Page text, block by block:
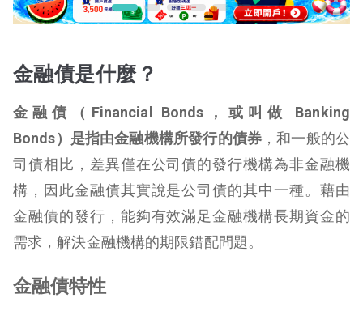
金融債是什麼？
金融債（Financial Bonds，或叫做 Banking
Bonds）是指由金融機構所發行的債券 ，和一般的公
司債相比，差異僅在公司債的發行機構為非金融機
構，因此金融債其實說是公司債的其中一種。藉由
金融債的發行，能夠有效滿足金融機構長期資金的
需求，解決金融機構的期限錯配問題。
金融債特性